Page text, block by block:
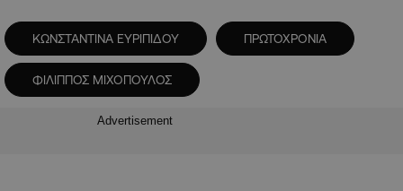
ΚΩΝΣΤΑΝΤΙΝΑ ΕΥΡΙΠΙΔΟΥ ΠΡΩΤΟΧΡΟΝΙΑ
ΦΙΛΙΠΠΟΣ ΜΙΧΟΠΟΥΛΟΣ
Advertisement